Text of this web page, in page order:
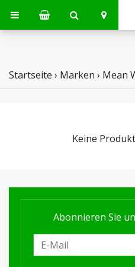
Startseite › Marken › Mean
Keine
Abonnieren Sie